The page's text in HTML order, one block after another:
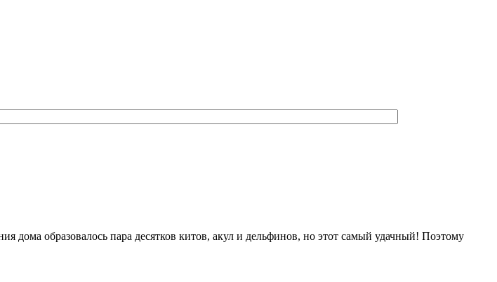
дома образовалось пара десятков китов, акул и дельфинов, но этот самый удачный! Поэтому